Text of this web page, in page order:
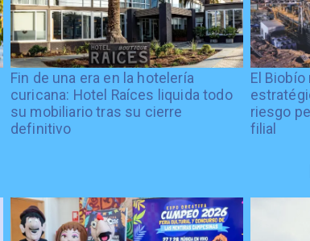
Fin de una era en la hotelería
curicana: Hotel Raíces liquida todo
su mobiliario tras su cierre
definitivo
El
riesgo
filial